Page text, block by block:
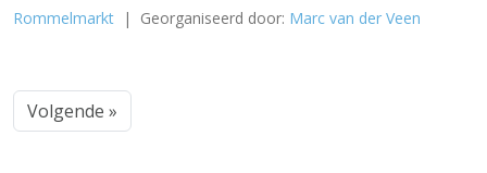
Rommelmarkt | Georganiseerd door: Marc van der Veen
Volgende »